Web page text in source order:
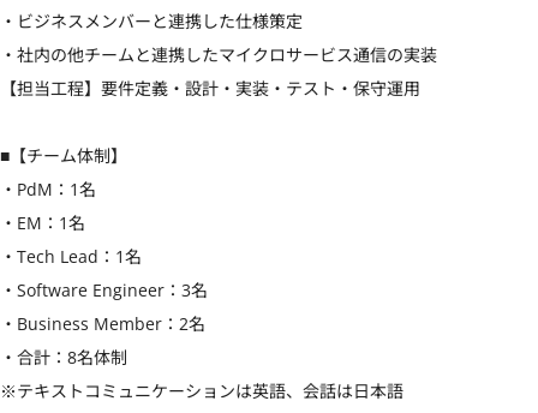
・ビジネスメンバーと連携した仕様策定
・社内の他チームと連携したマイクロサービス通信の実装
【担当工程】要件定義・設計・実装・テスト・保守運用
■【チーム体制】
・PdM：1名
・EM：1名
・Tech Lead：1名
・Software Engineer：3名
・Business Member：2名
・合計：8名体制
※テキストコミュニケーションは英語、会話は日本語